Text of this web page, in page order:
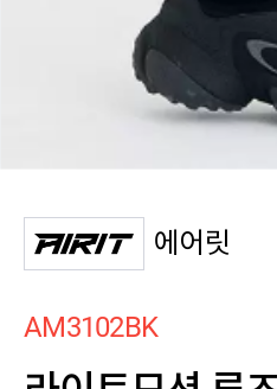
에어릿
AM3102BK